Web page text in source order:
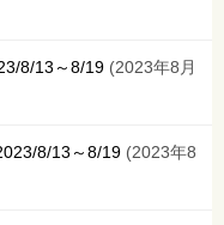
8/13～8/19
2023年8月
8/13～8/19
2023年8